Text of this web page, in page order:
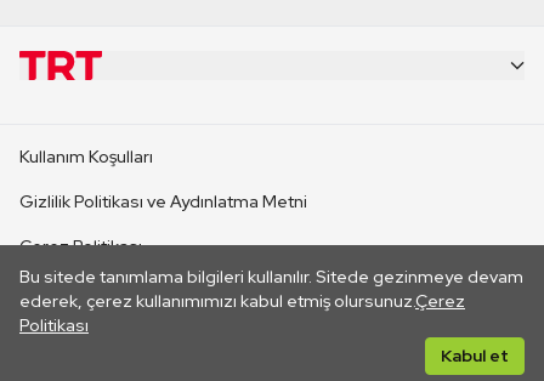
Bu sitede tanımlama bilgileri kullanılır. Sitede gezinmeye devam
ederek, çerez kullanımımızı kabul etmiş olursunuz.Çerez
Politikası
Kabul et
CANLI YAYINLAR
Kullanım Koşulları
Gizlilik Politikası ve Aydınlatma Metni
Çerez Politikası
İletişim
Her hakkı saklıdır. ©2026 TRT. Bağlantı yoluyla gidilen dış